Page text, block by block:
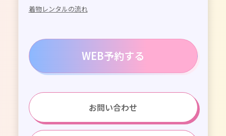
着物レンタルの流れ
WEB予約する
お問い合わせ